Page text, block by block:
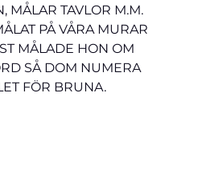
MÅLAR TAVLOR M.M.
PÅ VÅRA MURAR
MÅLADE HON OM
SÅ DOM NUMERA
FÖR BRUNA.